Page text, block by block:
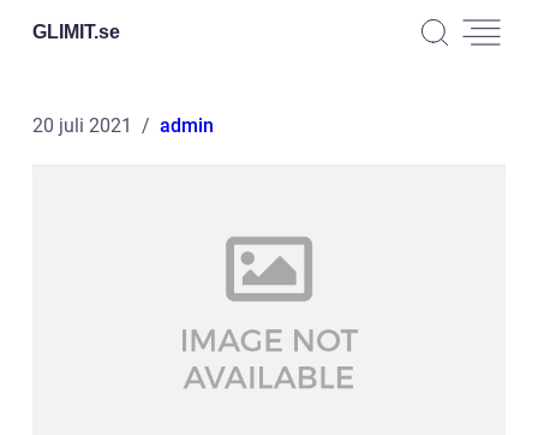
GLIMIT.se
20 juli 2021 admin